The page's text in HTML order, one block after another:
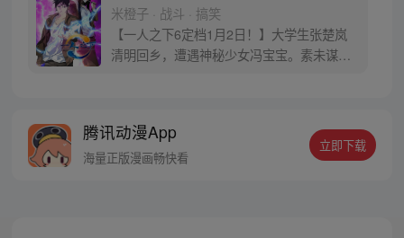
米橙子 · 战斗 · 搞笑
【一人之下6定档1月2日！】大学生张楚岚
清明回乡，遭遇神秘少女冯宝宝。素未谋面
密，张楚岚的生活被彻底颠覆，与冯宝宝一
同踏上“异人”之旅。
腾讯动漫App
海量正版漫画畅快看
立即下载